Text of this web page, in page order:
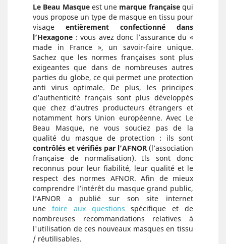
Le Beau Masque est une marque françaisequi
vous propose un type de masque en tissu pour
visage entièrement confectionné dans
l’Hexagone : vous avez donc l’assurance du «
made in France », un savoir-faire unique.
Sachez que les normes françaises sont plus
exigeantes que dans de nombreuses autres
parties du globe, ce qui permet une protection
anti virus optimale. De plus, les principes
d’authenticité français sont plus développés
que chez d’autres producteurs étrangers et
notamment hors Union européenne. Avec Le
Beau Masque, ne vous souciez pas de la
qualité du masque de protection : ils sont
contrôlés et vérifiés par l’AFNOR (l’association
française de normalisation). Ils sont donc
reconnus pour leur fiabilité, leur qualité et le
respect des normes AFNOR. Afin de mieux
comprendre l’intérêt du masque grand public,
l’AFNOR a publié sur son site internet
une foire aux questions spécifique et de
nombreuses recommandations relatives à
l'utilisation de ces nouveaux masques en tissu
/ réutilisables.